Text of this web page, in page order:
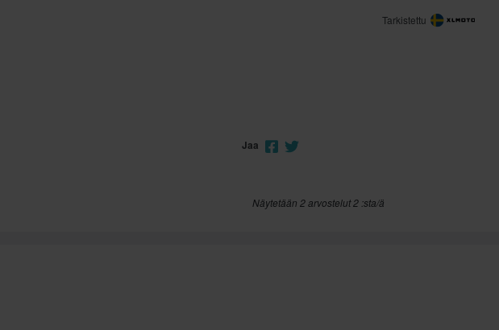
Jaa
Tarkistettu
Näytetään 2 arvostelut 2 :sta/ä